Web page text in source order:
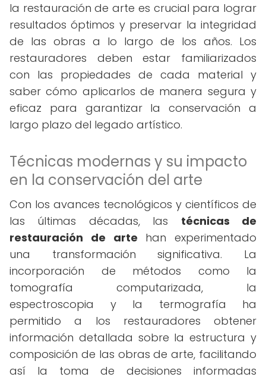
la restauración de arte es crucial para lograr
resultados óptimos y preservar la integridad
de las obras a lo largo de los años. Los
restauradores deben estar familiarizados
con las propiedades de cada material y
saber cómo aplicarlos de manera segura y
eficaz para garantizar la conservación a
largo plazo del legado artístico.
Técnicas modernas y su impacto
en la conservación del arte
Con los avances tecnológicos y científicos de
las últimas décadas, las técnicas de
restauración de arte han experimentado
una transformación significativa. La
incorporación de métodos como la
tomografía computarizada, la
espectroscopia y la termografía ha
permitido a los restauradores obtener
información detallada sobre la estructura y
composición de las obras de arte, facilitando
así la toma de decisiones informadas